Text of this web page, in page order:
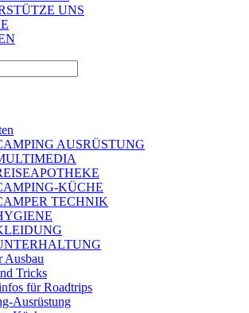
UNS
AUSRÜSTUNG
KÜCHE
TECHNIK
Ausbau
Tricks
für Roadtrips
Ausrüstung